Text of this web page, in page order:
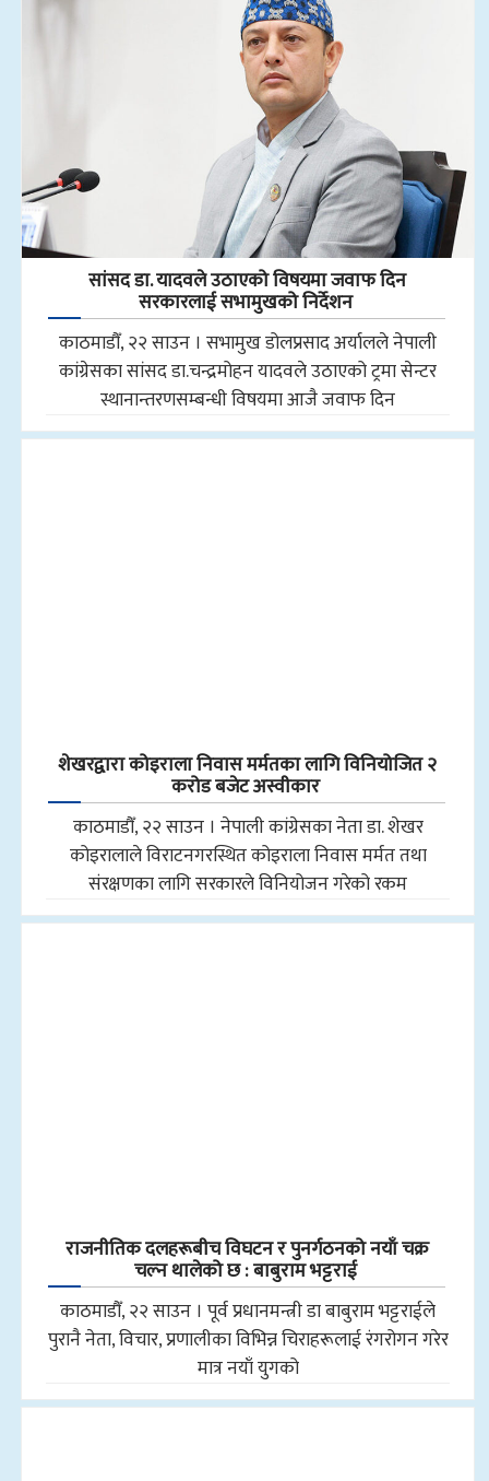
सांसद डा‍‍. यादवले उठाएको विषयमा जवाफ दिन
सरकारलाई सभामुखको निर्देशन
काठमाडौँ, २२ साउन । सभामुख डोलप्रसाद अर्यालले नेपाली
कांग्रेसका सांसद डा.चन्द्रमोहन यादवले उठाएको ट्रमा सेन्टर
स्थानान्तरणसम्बन्धी विषयमा आजै जवाफ दिन
शेखरद्वारा कोइराला निवास मर्मतका लागि विनियोजित २
करोड बजेट अस्वीकार
काठमाडौँ, २२ साउन । नेपाली कांग्रेसका नेता डा. शेखर
कोइरालाले विराटनगरस्थित कोइराला निवास मर्मत तथा
संरक्षणका लागि सरकारले विनियोजन गरेको रकम
राजनीतिक दलहरूबीच विघटन र पुनर्गठनको नयाँ चक्र
चल्न थालेको छ : बाबुराम भट्टराई
काठमाडौँ, २२ साउन । पूर्व प्रधानमन्त्री डा बाबुराम भट्टराईले
पुरानै नेता, विचार, प्रणालीका विभिन्न चिराहरूलाई रंगरोगन गरेर
मात्र नयाँ युगको